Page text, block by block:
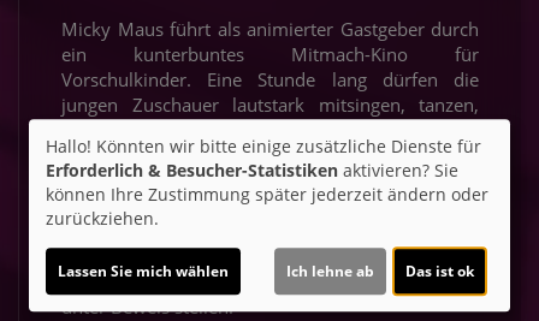
Micky Maus führt als animierter Gastgeber durch
ein kunterbuntes Mitmach-Kino für
Vorschulkinder. Eine Stunde lang dürfen die
jungen Zuschauer lautstark mitsingen, tanzen,
von Spidey und seine Super-Freunde, Micky Maus
Spielhaus, Welpen Freunde und Bluey laden zum
Mitfiebern ein. Musikvideos sorgen für Bewegung
zwischen den Episoden, und bei kleinen
Ratespielen rund um die Disney Channel
Vorschul-Serien können die Kinder ihr Rätseltalent
unter Beweis stellen.
Hallo! Könnten wir bitte einige zusätzliche Dienste für
Erforderlich & Besucher-Statistiken aktivieren? Sie
können Ihre Zustimmung später jederzeit ändern oder
zurückziehen.
Lassen Sie mich wählen Ich lehne ab Das ist ok